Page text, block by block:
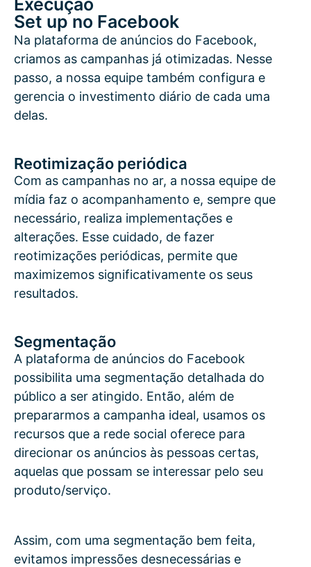
Set up no Facebook
Na plataforma de anúncios do Facebook,
criamos as campanhas já otimizadas. Nesse
passo, a nossa equipe também configura e
gerencia o investimento diário de cada uma
delas.
Reotimização periódica
Com as campanhas no ar, a nossa equipe de
mídia faz o acompanhamento e, sempre que
necessário, realiza implementações e
alterações. Esse cuidado, de fazer
reotimizações periódicas, permite que
maximizemos significativamente os seus
resultados.
Segmentação
A plataforma de anúncios do Facebook
possibilita uma segmentação detalhada do
público a ser atingido. Então, além de
prepararmos a campanha ideal, usamos os
recursos que a rede social oferece para
direcionar os anúncios às pessoas certas,
aquelas que possam se interessar pelo seu
produto/serviço.
Assim, com uma segmentação bem feita,
evitamos impressões desnecessárias e